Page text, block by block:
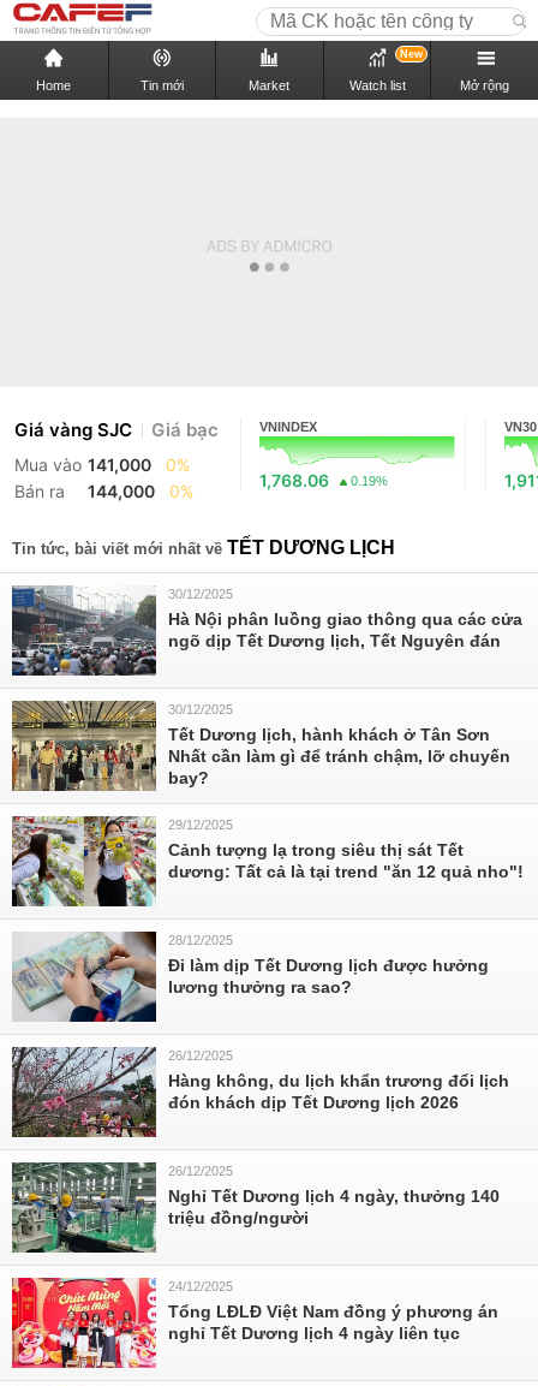
Home Tin mới Market Watch list
New
Mở rộng
Giá vàng SJC Giá bạc
Mua vào 141,000
0%
Bán ra
144,000 0%
VNINDEX
1,768.06 0.19%
VN30
Tin tức, bài viết mới nhất về TẾT DƯƠNG LỊCH
30/12/2025
Hà Nội phân luồng giao thông qua các cửa
ngõ dịp Tết Dương lịch, Tết Nguyên đán
30/12/2025
Tết Dương lịch, hành khách ở Tân Sơn
Nhất cần làm gì để tránh chậm, lỡ chuyến
bay?
29/12/2025
Cảnh tượng lạ trong siêu thị sát Tết
dương: Tất cả là tại trend "ăn 12 quả nho"!
28/12/2025
Đi làm dịp Tết Dương lịch được hưởng
lương thưởng ra sao?
26/12/2025
Hàng không, du lịch khẩn trương đổi lịch
đón khách dịp Tết Dương lịch 2026
26/12/2025
Nghỉ Tết Dương lịch 4 ngày, thưởng 140
triệu đồng/người
24/12/2025
Tổng LĐLĐ Việt Nam đồng ý phương án
nghỉ Tết Dương lịch 4 ngày liên tục